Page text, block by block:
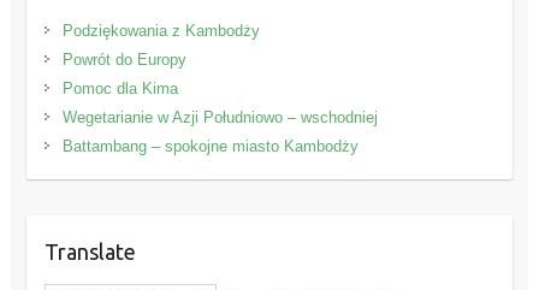
Podziękowania z Kambodży
Powrót do Europy
Pomoc dla Kima
Wegetarianie w Azji Południowo – wschodniej
Battambang – spokojne miasto Kambodży
Translate